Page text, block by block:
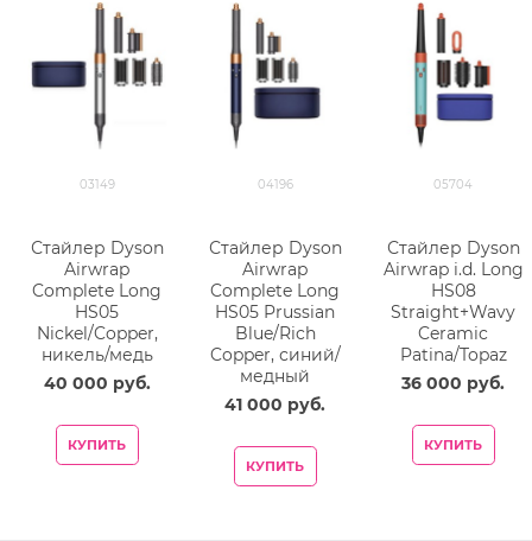
03149
Стайлер Dyson
Airwrap
Complete Long
HS05
Nickel/Copper,
никель/медь
40 000 руб.
КУПИТЬ
04196
Стайлер Dyson
Airwrap
Complete Long
HS05 Prussian
Blue/Rich
Copper, синий/
медный
41 000 руб.
КУПИТЬ
05704
Стайлер Dyson
Airwrap i.d. Long
HS08
Straight+Wavy
Ceramic
Patina/Topaz
36 000 руб.
КУПИТЬ